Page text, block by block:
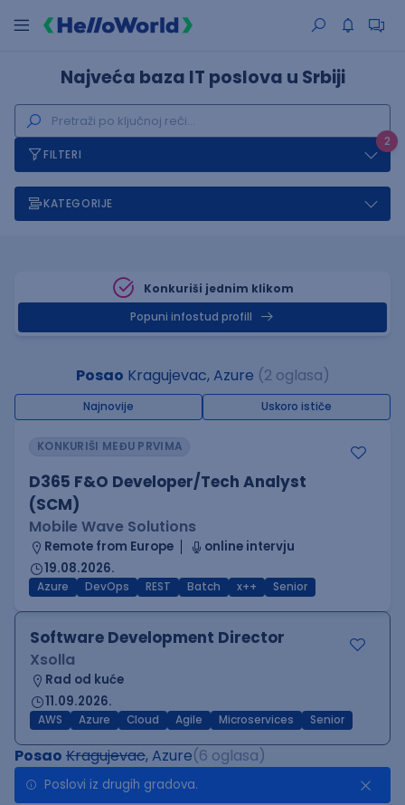
Najveća baza IT poslova u Srbiji
2
FILTERI
KATEGORIJE
Konkuriši jednim klikom
Popuni infostud profill
Posao Kragujevac, Azure (2 oglasa)
Najnovije Uskoro ističe
KONKURIŠI MEĐU PRVIMA
D365 F&O Developer/Tech Analyst
(SCM)
Mobile Wave Solutions
Remote from Europe
online intervju
19.08.2026.
Azure DevOps REST Batch x++ Senior
Software Development Director
Xsolla
Rad od kuće
11.09.2026.
AWS Azure Cloud Agile Microservices Senior
Posao Kragujevac, Azure(6 oglasa)
Poslovi iz drugih gradova.